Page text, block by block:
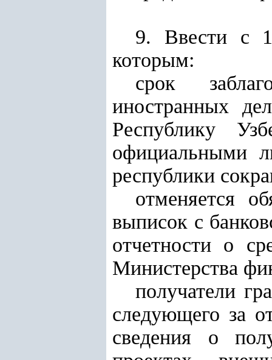
9. Ввести с 1
которым:
срок
иностранных
Республику
официальными
республики
отменяется
выписок с
отчетности о
Министерства
получатели
следующего за
сведения о